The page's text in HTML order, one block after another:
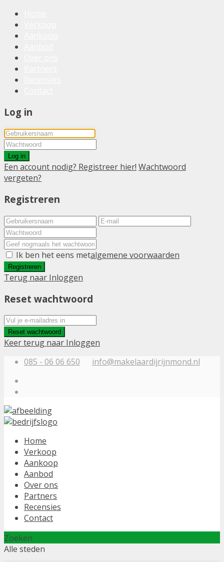
Log in
Log in
Een account nodig? Registreer hier! Wachtwoord
vergeten?
Registreren
Ik ben het eens metalgemene voorwaarden
Registreren
Terug naar Inloggen
Reset wachtwoord
Reset wachtwoord
Keer terug naar Inloggen
085 - 06 06 650
info@makelaardijrijnmond.nl
Home
Verkoop
Aankoop
Aanbod
Over ons
Partners
Recensies
Contact
Zoeken
Alle steden